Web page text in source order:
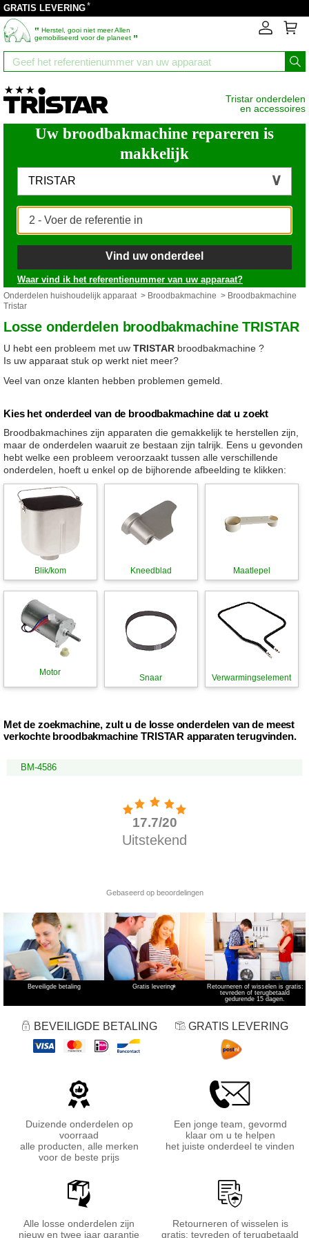
GRATIS LEVERING*
‟ Herstel, gooi niet meer Allen
gemobiliseerd voor de planeet ”
Tristar onderdelen
en accessoires
Uw broodbakmachine repareren is
makkelijk
TRISTAR
Vind uw onderdeel
Waar vind ik het referentienummer van uw apparaat?
Onderdelen huishoudelijk apparaat > Broodbakmachine > Broodbakmachine
Tristar
Losse onderdelen broodbakmachine TRISTAR
U hebt een probleem met uw TRISTAR broodbakmachine ?
Is uw apparaat stuk op werkt niet meer?
Veel van onze klanten hebben problemen gemeld.
Kies het onderdeel van de broodbakmachine dat u zoekt
Broodbakmachines zijn apparaten die gemakkelijk te herstellen zijn,
maar de onderdelen waaruit ze bestaan zijn talrijk. Eens u gevonden
hebt welke een probleem veroorzaakt tussen alle verschillende
onderdelen, hoeft u enkel op de bijhorende afbeelding te klikken:
Blik/kom Kneedblad Maatlepel
Motor
Snaar Verwarmingselement
Met de zoekmachine, zult u de losse onderdelen van de meest
verkochte broodbakmachine TRISTAR apparaten terugvinden.
BM-4586
Beveiligde betaling Gratis levering*
Retourneren of wisselen is gratis:
tevreden of terugbetaald
gedurende 15 dagen.
BEVEILIGDE BETALING GRATIS LEVERING
Duizende onderdelen op
voorraad
alle producten, alle merken
voor de beste prijs
Een jonge team, gevormd
klaar om u te helpen
het juiste onderdeel te vinden
Alle losse onderdelen zijn
nieuw en twee jaar garantie
Retourneren of wisselen is
gratis: tevreden of terugbetaald